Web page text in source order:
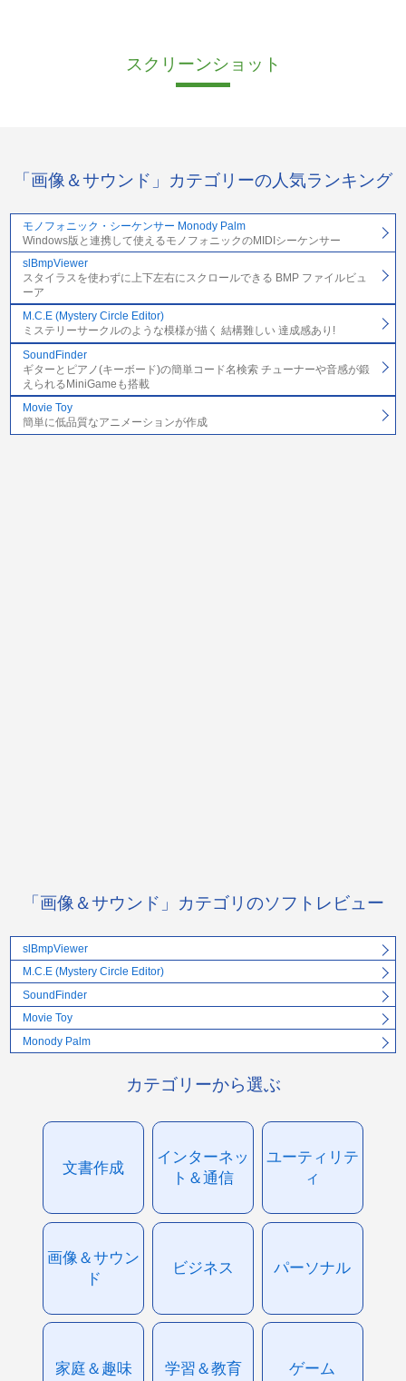
スクリーンショット
「画像＆サウンド」カテゴリーの人気ランキング
モノフォニック・シーケンサー Monody Palm
Windows版と連携して使えるモノフォニックのMIDIシーケンサー
slBmpViewer
スタイラスを使わずに上下左右にスクロールできる BMP ファイルビュ
ーア
M.C.E (Mystery Circle Editor)
ミステリーサークルのような模様が描く 結構難しい 達成感あり!
SoundFinder
ギターとピアノ(キーボード)の簡単コード名検索 チューナーや音感が鍛
えられるMiniGameも搭載
Movie Toy
簡単に低品質なアニメーションが作成
「画像＆サウンド」カテゴリのソフトレビュー
slBmpViewer
M.C.E (Mystery Circle Editor)
SoundFinder
Movie Toy
Monody Palm
カテゴリーから選ぶ
文書作成
インターネッ
ト＆通信
ユーティリテ
ィ
画像＆サウン
ド
ビジネス パーソナル
家庭＆趣味 学習＆教育 ゲーム